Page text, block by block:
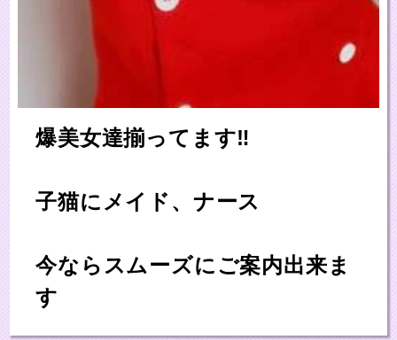
爆美女達揃ってます‼
子猫にメイド、ナース
今ならスムーズにご案内出来ま
す